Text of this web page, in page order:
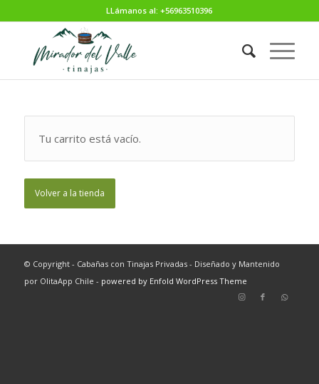
LLámanos al: +56963510396
Tu carrito está vacío.
Volver a la tienda
© Copyright - Cabañas con Tinajas Privadas - Diseñado y Mantenido
por OlitaApp Chile - powered by Enfold WordPress Theme